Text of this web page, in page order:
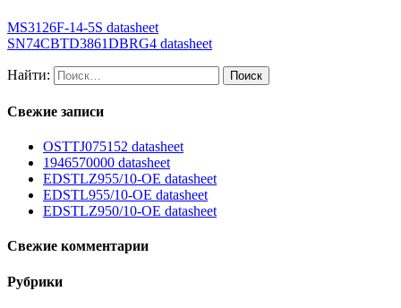
MS3126F-14-5S datasheet
SN74CBTD3861DBRG4 datasheet
Найти:
Свежие записи
OSTTJ075152 datasheet
1946570000 datasheet
EDSTLZ955/10-OE datasheet
EDSTL955/10-OE datasheet
EDSTLZ950/10-OE datasheet
Свежие комментарии
Рубрики